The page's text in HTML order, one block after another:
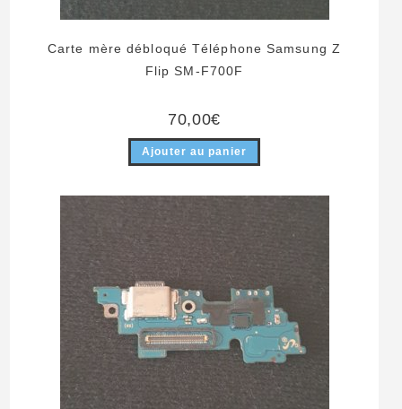
Carte mère débloqué Téléphone Samsung Z
Flip SM-F700F
70,00€
Ajouter au panier